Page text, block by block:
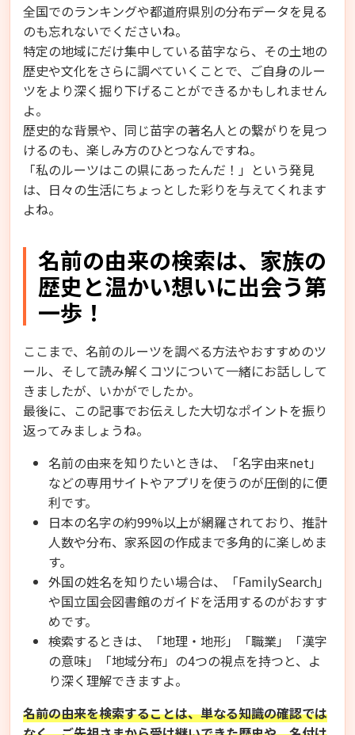
全国でのランキングや都道府県別の分布データを見る
のも忘れないでくださいね。
特定の地域にだけ集中している苗字なら、その土地の
歴史や文化をさらに調べていくことで、ご自身のルー
ツをより深く掘り下げることができるかもしれません
よ。
歴史的な背景や、同じ苗字の著名人との繋がりを見つ
けるのも、楽しみ方のひとつなんですね。
「私のルーツはこの県にあったんだ！」という発見
は、日々の生活にちょっとした彩りを与えてくれます
よね。
名前の由来の検索は、家族の
歴史と温かい想いに出会う第
一歩！
ここまで、名前のルーツを調べる方法やおすすめのツ
ール、そして読み解くコツについて一緒にお話しして
きましたが、いかがでしたか。
最後に、この記事でお伝えした大切なポイントを振り
返ってみましょうね。
名前の由来を知りたいときは、「名字由来net」
などの専用サイトやアプリを使うのが圧倒的に便
利です。
日本の名字の約99%以上が網羅されており、推計
人数や分布、家系図の作成まで多角的に楽しめま
す。
外国の姓名を知りたい場合は、「FamilySearch」
や国立国会図書館のガイドを活用するのがおすす
めです。
検索するときは、「地理・地形」「職業」「漢字
の意味」「地域分布」の4つの視点を持つと、よ
り深く理解できますよ。
名前の由来を検索することは、単なる知識の確認では